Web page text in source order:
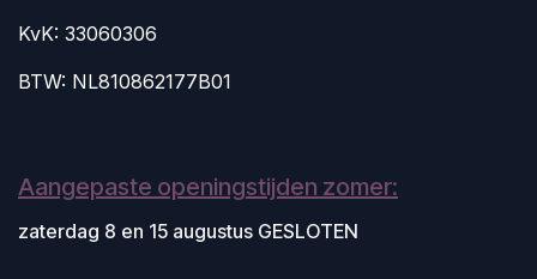
KvK: 33060306
BTW: NL810862177B01
Aangepaste openingstijden zomer:
zaterdag 8 en 15 augustus GESLOTEN